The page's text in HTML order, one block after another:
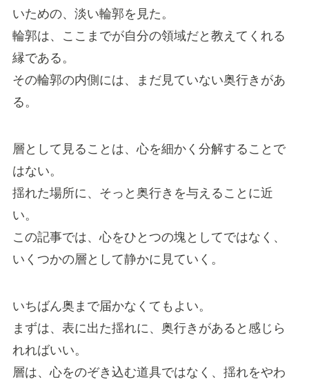
いための、淡い輪郭を見た。
輪郭は、ここまでが自分の領域だと教えてくれる
縁である。
その輪郭の内側には、まだ見ていない奥行きがあ
る。
層として見ることは、心を細かく分解することで
はない。
揺れた場所に、そっと奥行きを与えることに近
い。
この記事では、心をひとつの塊としてではなく、
いくつかの層として静かに見ていく。
いちばん奥まで届かなくてもよい。
まずは、表に出た揺れに、奥行きがあると感じら
れればいい。
層は、心をのぞき込む道具ではなく、揺れをやわ